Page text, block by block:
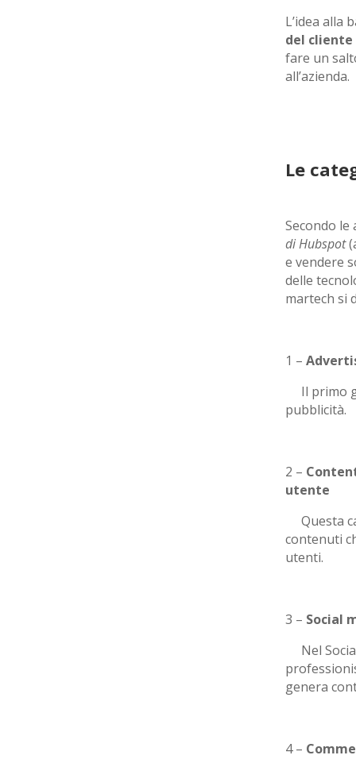
L’idea alla
del cliente
fare un
all’azienda.
Le
Secondo
di Hubspot
e vendere
delle
martech si
1 –
Il primo
pubblicità.
2 –
utente
Questa
contenuti
utenti.
3 – Social
Nel
genera
4 –